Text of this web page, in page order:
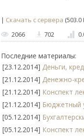
| Скачать с сервера (503.0
2066
702
Последние материалы:
[23.12.2014] Деньги,
[21.12.2014] Денежно-
[21.12.2014] Конспект
[21.12.2014] Бюджетный
[05.12.2014]
[05.12.2014] Конспект